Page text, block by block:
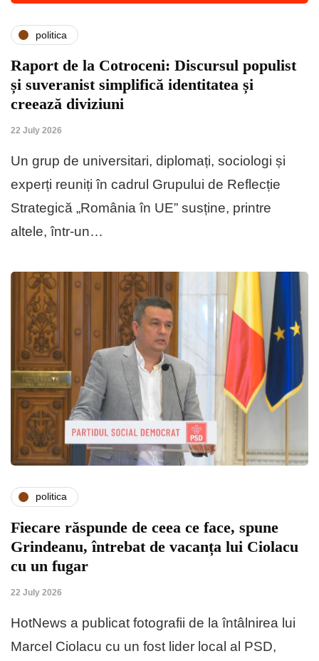
politica
Raport de la Cotroceni: Discursul populist
și suveranist simplifică identitatea și
creează diviziuni
22 July 2026
Un grup de universitari, diplomați, sociologi și
experți reuniți în cadrul Grupului de Reflecție
Strategică „România în UE” susține, printre
altele, într-un…
politica
Fiecare răspunde de ceea ce face, spune
Grindeanu, întrebat de vacanța lui Ciolacu
cu un fugar
22 July 2026
HotNews a publicat fotografii de la întâlnirea lui
Marcel Ciolacu cu un fost lider local al PSD,